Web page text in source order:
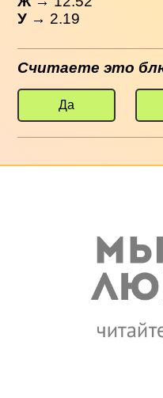
У → 2.19
Считаете это
Да